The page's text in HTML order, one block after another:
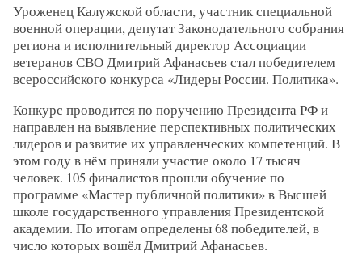
Уроженец Калужской области, участник специальной
военной операции, депутат Законодательного собрания
региона и исполнительный директор Ассоциации
ветеранов СВО Дмитрий Афанасьев стал победителем
всероссийского конкурса «Лидеры России. Политика».
Конкурс проводится по поручению Президента РФ и
направлен на выявление перспективных политических
лидеров и развитие их управленческих компетенций. В
этом году в нём приняли участие около 17 тысяч
человек. 105 финалистов прошли обучение по
программе «Мастер публичной политики» в Высшей
школе государственного управления Президентской
академии. По итогам определены 68 победителей, в
число которых вошёл Дмитрий Афанасьев.